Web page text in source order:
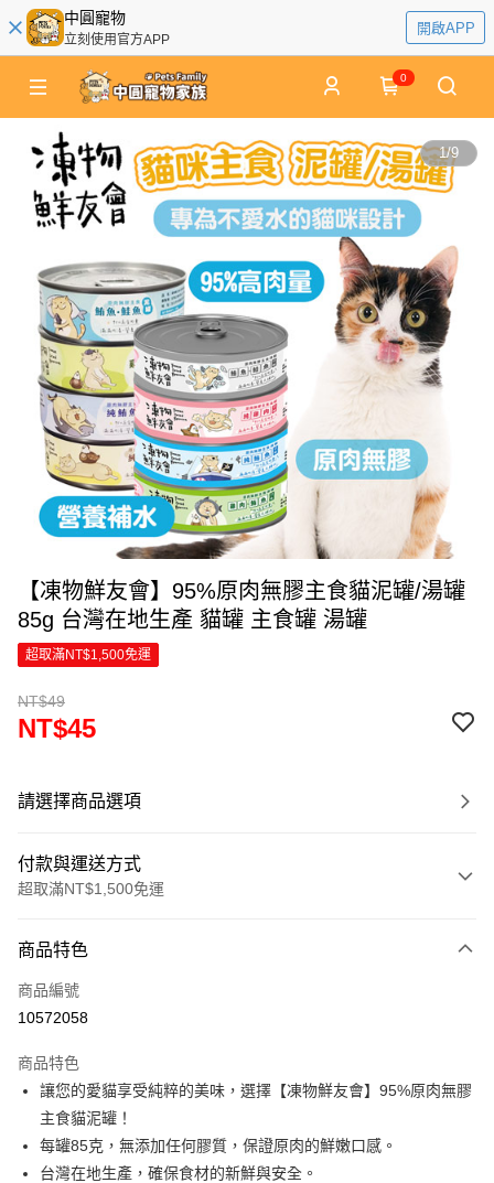
中圓寵物
立刻使用官方APP
開啟APP
0
1/9
【凍物鮮友會】95%原肉無膠主食貓泥罐/湯罐
85g 台灣在地生產 貓罐 主食罐 湯罐
超取滿NT$1,500免運
NT$49
NT$45
請選擇商品選項
付款與運送方式
超取滿NT$1,500免運
信用卡一次付款
超商取貨付款
Apple Pay
街口支付
悠遊付
商品特色
商品編號
10572058
商品特色
讓您的愛貓享受純粹的美味，選擇【凍物鮮友會】95%原肉無膠
主食貓泥罐！
每罐85克，無添加任何膠質，保證原肉的鮮嫩口感。
台灣在地生產，確保食材的新鮮與安全。